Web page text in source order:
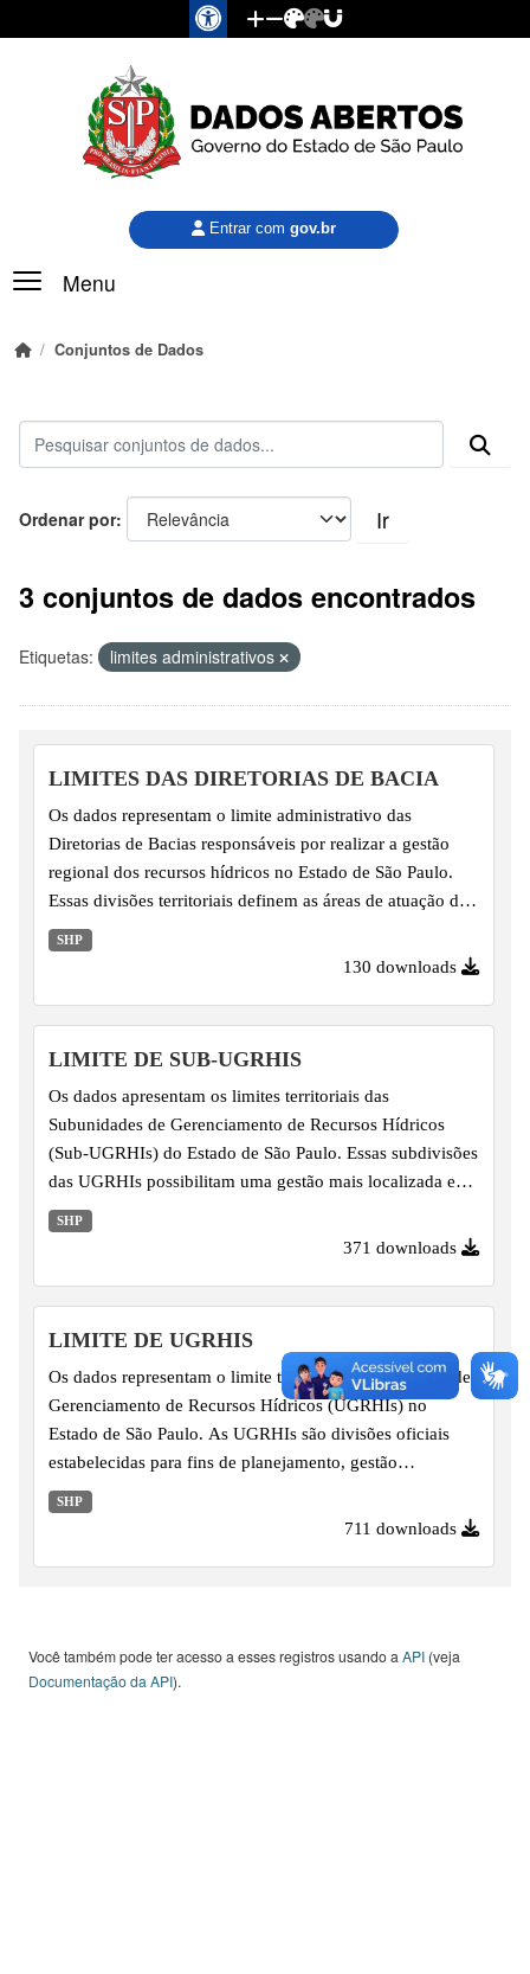
Pular para o conteúdo principal
Menu
Entrar com gov.br
Conjuntos de Dados
Ordenar por Ir
3 conjuntos de dados encontrados
Etiquetas: limites administrativos
LIMITES DAS DIRETORIAS DE BACIA
Os dados representam o limite administrativo das
Diretorias de Bacias responsáveis por realizar a gestão
regional dos recursos hídricos no Estado de São Paulo.
Essas divisões territoriais definem as áreas de atuação de
cada diretoria no contexto do Sistema Integrado de
Gerenciamento de Recursos Hídricos (SIGRH), apoiando
SHP
130 downloads
LIMITE DE SUB-UGRHIS
Os dados apresentam os limites territoriais das
Subunidades de Gerenciamento de Recursos Hídricos
(Sub-UGRHIs) do Estado de São Paulo. Essas subdivisões
das UGRHIs possibilitam uma gestão mais localizada e
eficiente dos recursos hídricos, permitindo o
planejamento de ações e políticas públicas em escala sub-
SHP
371 downloads
LIMITE DE UGRHIS
Os dados representam o limite territorial das Unidades de
Gerenciamento de Recursos Hídricos (UGRHIs) no
Estado de São Paulo. As UGRHIs são divisões oficiais
estabelecidas para fins de planejamento, gestão
descentralizada e implementação das políticas públicas
voltadas à governança dos recursos hídricos no estado.
SHP
711 downloads
Você também pode ter acesso a esses registros usando a API (veja
Documentação da API).